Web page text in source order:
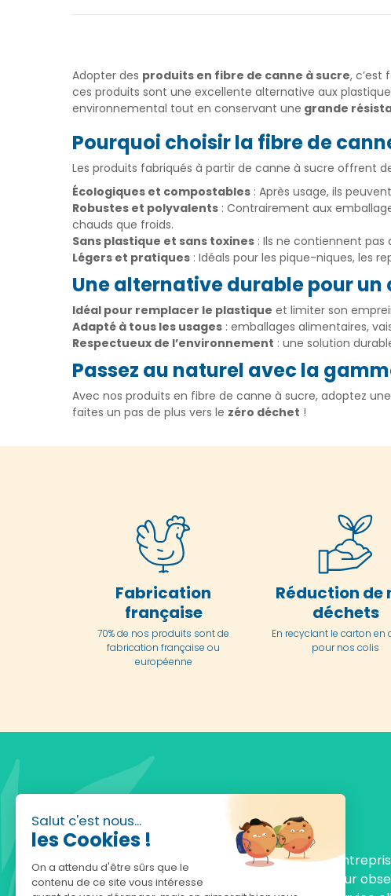
Salut c'est nous...
les Cookies !
On a attendu d'être sûrs que le
contenu de ce site vous intéresse
Adopter des produits en fibre de canne à sucre, c’est
ces produits sont une excellente alternative aux
environnemental tout en conservant une grande
Pourquoi choisir la fibre de
Les produits fabriqués à partir de canne à sucre offrent
Écologiques et compostables : Après usage, ils
Robustes et polyvalents : Contrairement aux
chauds que froids.
Sans plastique et sans toxines : Ils ne contiennent
Légers et pratiques : Idéals pour les pique-niques, les
Une alternative durable pour
Idéal pour remplacer le plastique et limiter son
Adapté à tous les usages : emballages alimentaires,
Respectueux de l’environnement : une solution
Passez au naturel avec la
Avec nos produits en fibre de canne à sucre, adoptez
faites un pas de plus vers le zéro déchet !
Fabrication
française
70% de nos produits sont de
fabrication française ou
européenne
Réduction de
déchets
En recyclant le carton en
pour nos colis
Fondée en 2010, achatnature.com est une
française qui réunit plus de 5000 produits pour